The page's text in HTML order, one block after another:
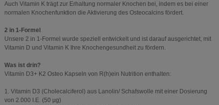
Auch Vitamin K trägt zur Erhaltung normaler Knochen bei, indem es bei einer
normalen Knochenfunktion die Aktivierung des Osteocalcins fördert.
2 in 1-Formel
Unsere 2 in 1-Formel wurde speziell entwickelt und ist darauf ausgerichtet, mit
Vitamin D und Vitamin K Ihre Knochengesundheit zu fördern.
Was ist drin?
Vitamin D3+ K2 Osteo Kapseln von R(h)ein Nutrition enthalten:
1. Vitamin D3 (Cholecalciferol) aus Lanolin/ Schafswolle mit einer Dosierung
von 2.000 I.E. (50 µg)